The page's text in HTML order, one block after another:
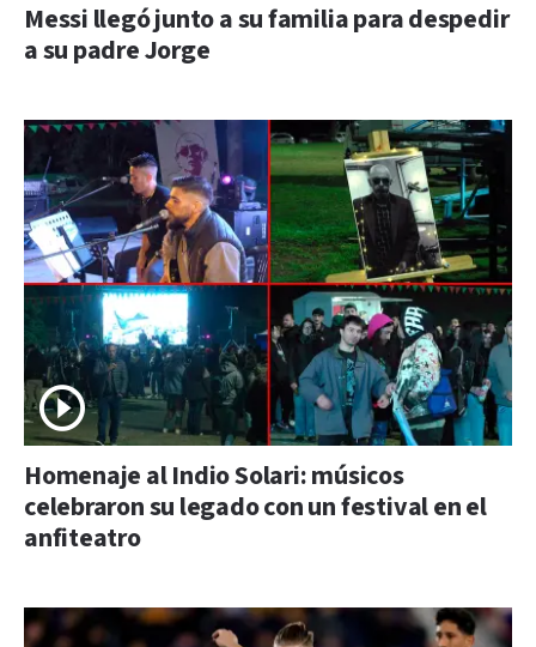
Messi llegó junto a su familia para despedir
a su padre Jorge
Homenaje al Indio Solari: músicos
celebraron su legado con un festival en el
anfiteatro